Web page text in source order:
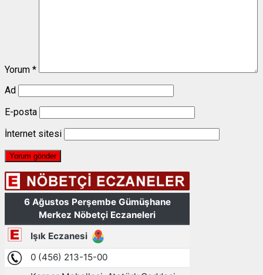
Yorum *
Ad
E-posta
İnternet sitesi